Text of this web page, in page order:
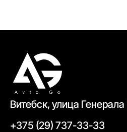
Витебск, улица
+375 (29) 737-33-33